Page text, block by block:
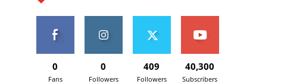
0
Fans
0
Followers
409
Followers
40,300
Subscribers